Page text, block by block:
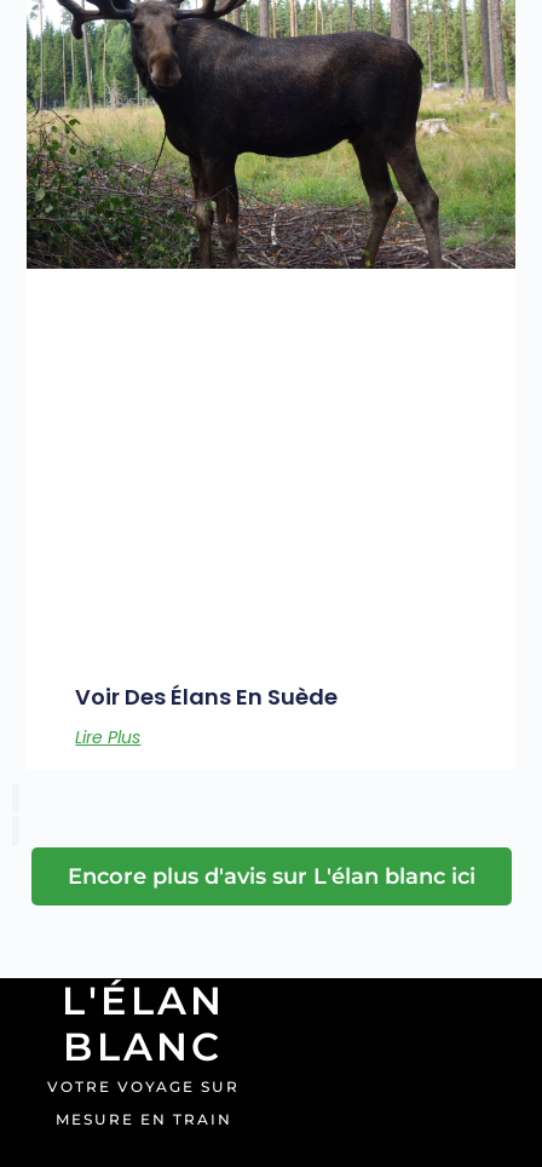
Voir Des Élans En Suède
Lire Plus
Encore plus d'avis sur L'élan blanc ici
L'ÉLAN
BLANC
VOTRE VOYAGE SUR
MESURE EN TRAIN